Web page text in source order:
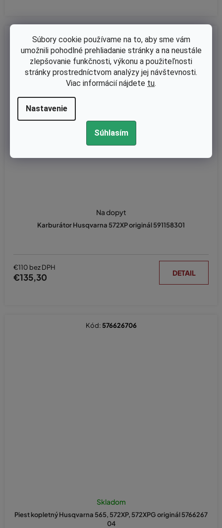
Súbory cookie používame na to, aby sme vám
umožnili pohodlné prehliadanie stránky a na neustále
zlepšovanie funkčnosti, výkonu a použiteľnosti
stránky prostredníctvom analýzy jej návštevnosti.
Viac informácií nájdete tu.
Nastavenie
Súhlasím
Karburátor Husqvarna 572XP originál 591158301
Na dopyt
€110 bez DPH
€135,30 DETAIL
Kód:591158301
Piest kopletný Husqvarna 565, 572XP, 572XPG originál 5766267
04
Skladom
Kód: 576626706